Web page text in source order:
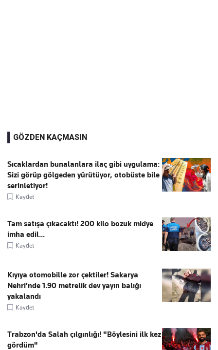
GÖZDEN KAÇMASIN
Sıcaklardan bunalanlara ilaç gibi uygulama:
Sizi görüp gölgeden yürütüyor, otobüste bile
serinletiyor!
Kaydet
Tam satışa çıkacaktı! 200 kilo bozuk midye
imha edil...
Kaydet
Kıyıya otomobille zor çektiler! Sakarya
Nehri'nde 1.90 metrelik dev yayın balığı
yakalandı
Kaydet
Trabzon'da Salah çılgınlığı! "Böylesini ilk kez
gördüm"